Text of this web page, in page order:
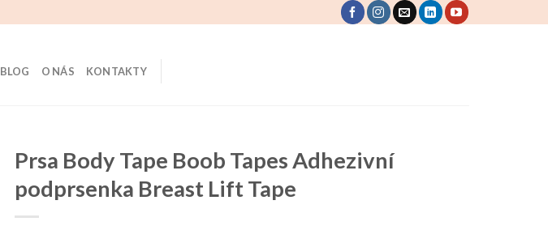
BLOG O NÁS KONTAKTY
Prsa Body Tape Boob Tapes Adhezivní
podprsenka Breast Lift Tape